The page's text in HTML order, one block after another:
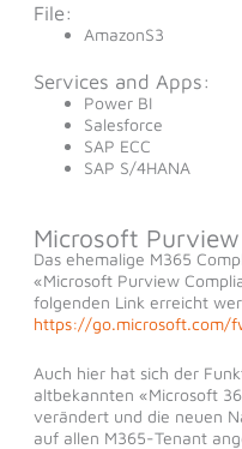
File:
AmazonS3
Services and Apps:
Power BI
Salesforce
SAP ECC
SAP S/4HANA
Microsoft
Das ehemalige M365
«Microsoft Purview
folgenden Link erreicht
https://go.microsoft.com/
Auch hier hat sich der
altbekannten «Microsoft
verändert und die neuen
auf allen M365-Tenant